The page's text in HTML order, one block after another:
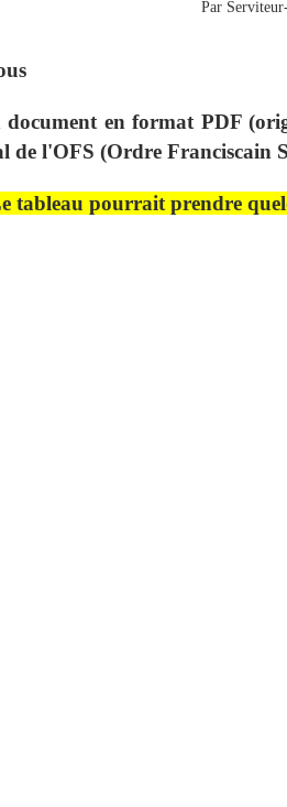
Par
document en format PDF
de l'OFS (Ordre Franciscain
tableau pourrait prendre